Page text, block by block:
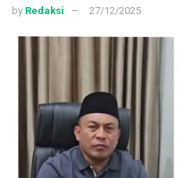
by Redaksi 27/12/2025